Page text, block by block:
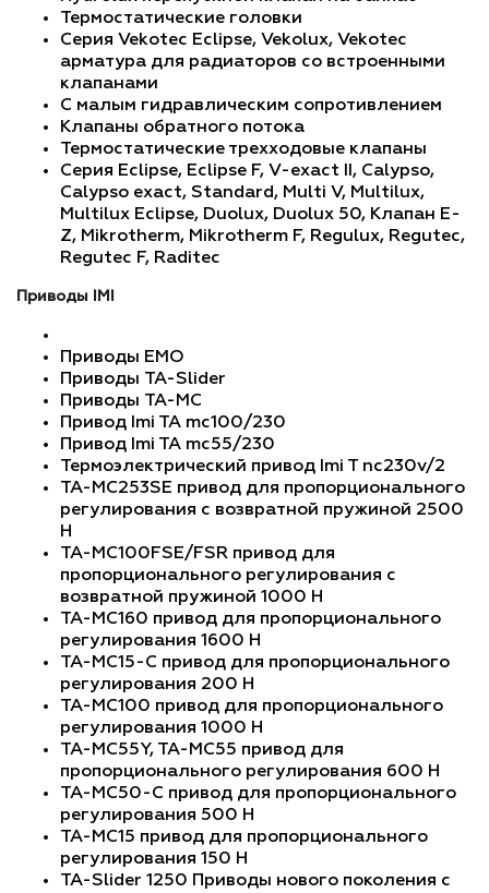
Термостатические головки
Серия Vekotec Eclipse, Vekolux, Vekotec
арматура для радиаторов со встроенными
клапанами
C малым гидравлическим сопротивлением
Клапаны обратного потока
Термостатические трехходовые клапаны
Серия Eclipse, Eclipse F, V-exact II, Calypso,
Calypso exact, Standard, Multi V, Multilux,
Multilux Eclipse, Duolux, Duolux 50, Клапан E-
Z, Mikrotherm, Mikrotherm F, Regulux, Regutec,
Regutec F, Raditec
Приводы IMI
Приводы EMO
Приводы TA-Slider
Приводы TA-MC
Привод Imi TA mc100/230
Привод Imi TA mc55/230
Термоэлектрический привод Imi T nc230v/2
TA-MC253SE привод для пропорционального
регулирования с возвратной пружиной 2500
H
TA-MC100FSE/FSR привод для
пропорционального регулирования с
возвратной пружиной 1000 H
TA-MC160 привод для пропорционального
регулирования 1600 H
TA-MC15-C привод для пропорционального
регулирования 200 H
TA-MC100 привод для пропорционального
регулирования 1000 H
TA-MC55Y, TA-MC55 привод для
пропорционального регулирования 600 H
TA-MC50-C привод для пропорционального
регулирования 500 H
TA-MC15 привод для пропорционального
регулирования 150 H
TA-Slider 1250 Приводы нового поколения с